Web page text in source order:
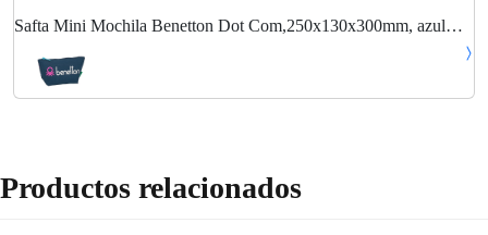
Safta Mini Mochila Benetton Dot Com,250x130x300mm, azul
Productos relacionados